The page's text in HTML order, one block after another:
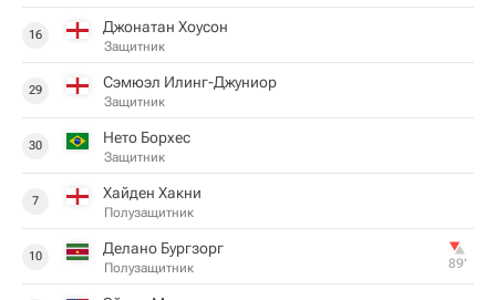
16 Джонатан Хоусон
Защитник
29 Сэмюэл Илинг-Джуниор
Защитник
30 Нето Борхес
Защитник
7 Хайден Хакни
Полузащитник
10 Делано Бургзорг
Полузащитник 89‎’‎